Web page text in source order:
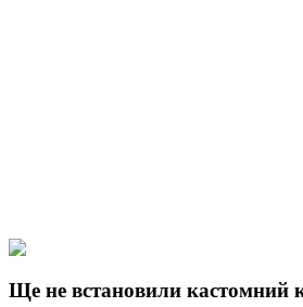
Простір
Ще не встановили кастомний